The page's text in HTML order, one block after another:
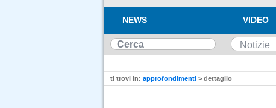
NEWS VIDEO
ti trovi in: approfondimenti > dettaglio